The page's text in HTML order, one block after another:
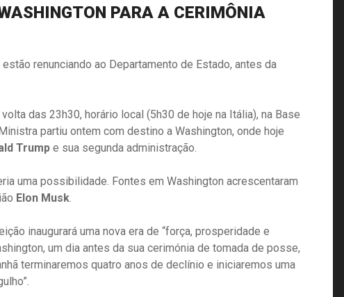
PARA A CERIMÔNIA
renunciando ao Departamento de Estado, antes da
das 23h30, horário local (5h30 de hoje na Itália), na Base
partiu ontem com destino a Washington, onde hoje
Trump e sua segunda administração.
uma possibilidade. Fontes em Washington acrescentaram
Elon Musk
inaugurará uma nova era de “força, prosperidade e
um dia antes da sua cerimónia de tomada de posse,
terminaremos quatro anos de declínio e iniciaremos uma